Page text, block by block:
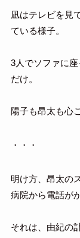
凪はテレビを見
ている様子。
3人でソファに
だけ。
陽子も昂太も心
・・・
明け方、昂太の
病院から電話が
それは、由紀の